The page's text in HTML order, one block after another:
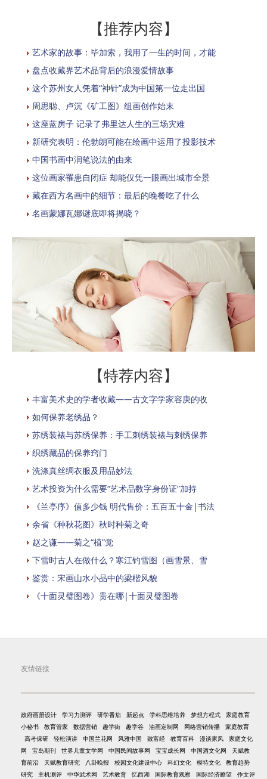
【推荐内容】
艺术家的故事：毕加索，我用了一生的时间，才能
盘点收藏界艺术品背后的浪漫爱情故事
这个苏州女人凭着“神针”成为中国第一位走出国
周思聪、卢沉《矿工图》组画创作始末
这座蓝房子 记录了弗里达人生的三场灾难
新研究表明：伦勃朗可能在绘画中运用了投影技术
中国书画中润笔说法的由来
这位画家罹患自闭症 却能仅凭一眼画出城市全景
藏在西方名画中的细节：最后的晚餐吃了什么
名画蒙娜瓦娜谜底即将揭晓？
【特荐内容】
丰富美术史的学者收藏——古文字学家容庚的收
如何保养老绣品？
苏绣装裱与苏绣保养：手工刺绣装裱与刺绣保养
织绣藏品的保养窍门
洗涤真丝绸衣服及用品妙法
艺术投资为什么需要“艺术品数字身份证”加持
《兰亭序》值多少钱 明代售价：五百五十金|书法
余省《种秋花图》秋时种菊之奇
赵之谦——菊之“植”觉
下雪时古人在做什么？寒江钓雪图（画雪景、雪
鉴赏：宋画山水小品中的梁楷风貌
《十面灵璧图卷》贵在哪|十面灵璧图卷
友情链接
政府画册设计 学习力测评 研学番茄 新起点 学科思维培养 梦想方程式
家庭教育
小秘书
教育管家 数据营销 趣学街 趣学谷 油画定制网 网络营销传播
家庭教育
高考保研
轻松演讲 中国兰花网 风雅中国 致富经 教育百科 漫谈家风
家庭文化
网
宝岛期刊 世界儿童文学网 中国民间故事网 宝宝成长网 中国酒文化网
天赋教
育前沿
天赋教育研究 八卦晚报 校园文化建设中心 科幻文化 模特文化
教育趋势
研究
主机测评 中华武术网 艺术教育 忆西湖 国际教育观察 国际经济瞭望 作文评